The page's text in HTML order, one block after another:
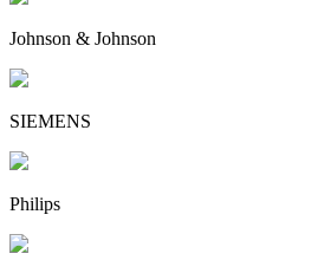
Johnson & Johnson
SIEMENS
Philips